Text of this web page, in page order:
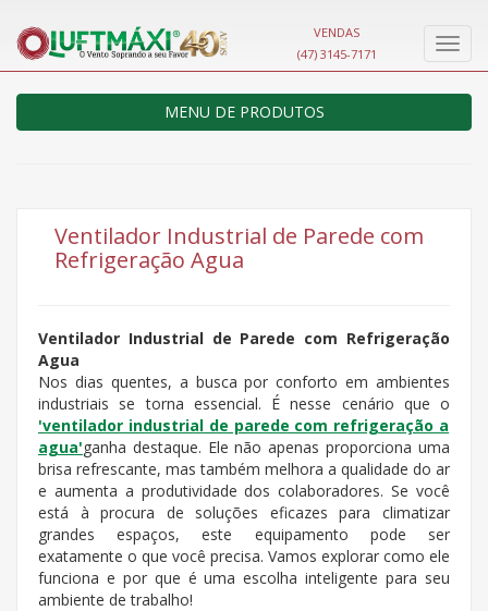
VENDAS
(47) 3145-7171
MENU DE PRODUTOS
Ventilador Industrial de Parede com
Refrigeração Agua
Ventilador Industrial de Parede com Refrigeração
Agua
Nos dias quentes, a busca por conforto em ambientes
industriais se torna essencial. É nesse cenário que o
'ventilador industrial de parede com refrigeração a
agua'ganha destaque. Ele não apenas proporciona uma
brisa refrescante, mas também melhora a qualidade do ar
e aumenta a produtividade dos colaboradores. Se você
está à procura de soluções eficazes para climatizar
grandes espaços, este equipamento pode ser
exatamente o que você precisa. Vamos explorar como ele
funciona e por que é uma escolha inteligente para seu
ambiente de trabalho!